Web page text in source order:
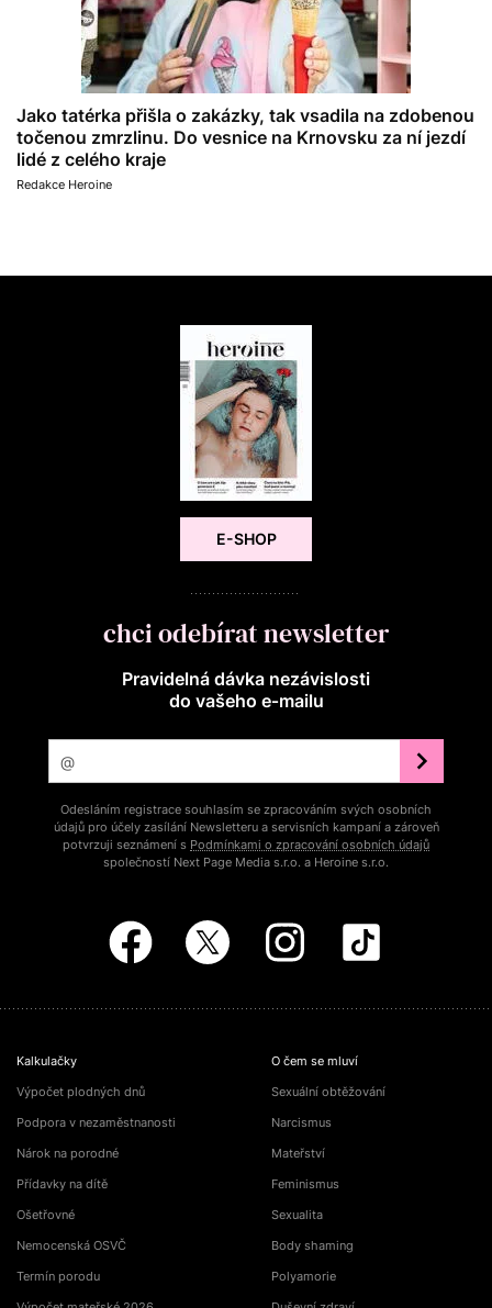
Jako tatérka přišla o zakázky, tak vsadila na zdobenou
točenou zmrzlinu. Do vesnice na Krnovsku za ní jezdí
lidé z celého kraje
Redakce Heroine
E-SHOP
chci odebírat newsletter
Pravidelná dávka nezávislosti
do vašeho e‑mailu
Odesláním registrace souhlasím se zpracováním svých osobních
údajů pro účely zasílání Newsletteru a servisních kampaní a zároveň
potvrzuji seznámení s Podmínkami o zpracování osobních údajů
společností Next Page Media s.r.o. a Heroine s.r.o.
Kalkulačky
Výpočet plodných dnů
Podpora v nezaměstnanosti
Nárok na porodné
Přídavky na dítě
Ošetřovné
Nemocenská OSVČ
Termín porodu
O čem se mluví
Sexuální obtěžování
Narcismus
Mateřství
Feminismus
Sexualita
Body shaming
Polyamorie